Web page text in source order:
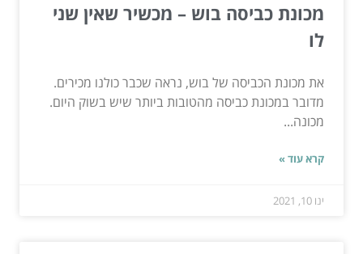
מכונת כביסה בוש – מכשיר שאין שני
לו
את מכונת הכביסה של בוש, נראה שכבר כולנו מכירים.
מדובר במכונת כביסה מהטובות ביותר שיש בשוק היום.
מכונה...
קרא עוד »
ינו 10, 2021